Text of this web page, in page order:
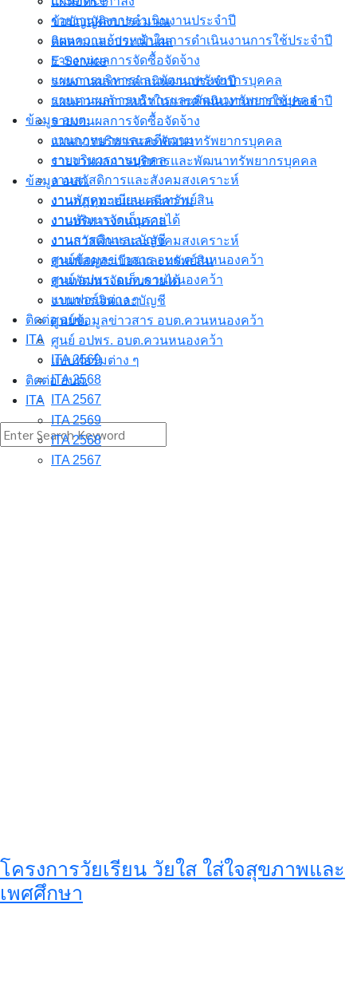
ข้อบัญญัติงบประมาณ
ติดตามและประเมินผล
E-Service
รายงานผลการดำเนินงานประจำปี
แผนความก้าวหน้าในการดำเนินงานการใช้ประจำปี
รายงานผลการจัดซื้อจัดจ้าง
แผนการบริหารและพัฒนาทรัพยากรบุคคล
รายงานผลการบริหารและพัฒนาทรัพยากรบุคคล
ข้อมูล อบต.
งานกฎหมายและคดีความ
งาบบริหารงานบุคคล
งานสวัสดิการและสังคมสงเคราะห์
งานพัสดุทะเบียนและทรัพย์สิน
งานพัฒนาจัดเก็บรายได้
งานการเงินและบัญชี
ศูนย์ข้อมูลข่าวสาร อบต.ควนหนองคว้า
ศูนย์ อปพร. อบต.ควนหนองคว้า
แบบฟอร์มต่าง ๆ
ติดต่อ อบต.
ITA
ITA 2569
ITA 2568
ITA 2567
รายงานผลการดำเนินงานประจำปี
แผนความก้าวหน้าในการดำเนินงานการใช้ประจำปี
รายงานผลการจัดซื้อจัดจ้าง
แผนการบริหารและพัฒนาทรัพยากรบุคคล
รายงานผลการบริหารและพัฒนาทรัพยากรบุคคล
ข้อมูล อบต.
งานกฎหมายและคดีความ
งาบบริหารงานบุคคล
งานสวัสดิการและสังคมสงเคราะห์
งานพัสดุทะเบียนและทรัพย์สิน
งานพัฒนาจัดเก็บรายได้
งานการเงินและบัญชี
ศูนย์ข้อมูลข่าวสาร อบต.ควนหนองคว้า
ศูนย์ อปพร. อบต.ควนหนองคว้า
แบบฟอร์มต่าง ๆ
ติดต่อ อบต.
ITA
ITA 2569
ITA 2568
ITA 2567
Search
for:
โครงการวัยเรียน วัยใส ใส่ใจสุขภาพและ
เพศศึกษา